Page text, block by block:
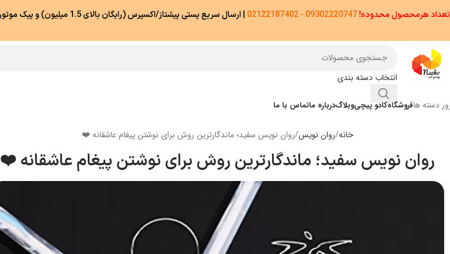
انتخاب دسته بندی
دسته هافروشگاهکادو پیچیوبلاگدرباره ماتماس با ما
خانه روان نویس روان نویس سفید؛ ماندگارترین روش برای نوشتن پیغام عاشقانه ❤️
روان نویس سفید؛ ماندگارترین روش برای نوشتن پیغام عاشقانه ❤️
تعداد هرمحصول محدوده!09302220747 - 02122187402
|ارسال سریع پستی پیشتاز/اکسپرس (رایگان بالای 1.5 میلیون) و پیک موتوری زیر 3 ساعت!